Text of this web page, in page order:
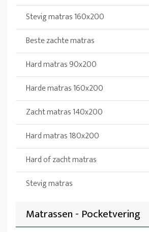
Stevig matras 160x200
Beste zachte matras
Hard matras 90x200
Harde matras 160x200
Zacht matras 140x200
Hard matras 180x200
Hard of zacht matras
Stevig matras
Matrassen - Pocketvering